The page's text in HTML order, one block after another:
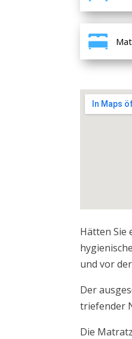
Hätten Sie
hygienische
und vor
Der
triefender
Die